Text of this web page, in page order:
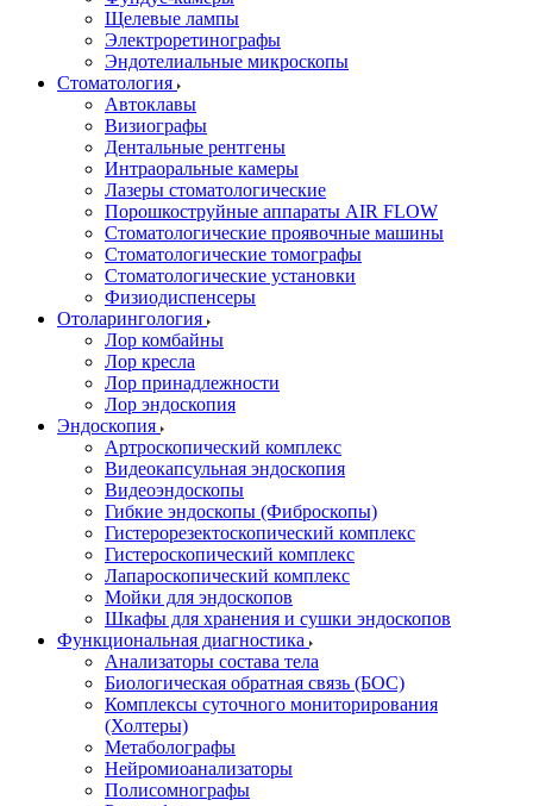
Щелевые лампы
Электроретинографы
Эндотелиальные микроскопы
Стоматология
Автоклавы
Визиографы
Дентальные рентгены
Интраоральные камеры
Лазеры стоматологические
Порошкоструйные аппараты AIR FLOW
Стоматологические проявочные машины
Стоматологические томографы
Стоматологические установки
Физиодиспенсеры
Отоларингология
Лор комбайны
Лор кресла
Лор принадлежности
Лор эндоскопия
Эндоскопия
Артроскопический комплекс
Видеокапсульная эндоскопия
Видеоэндоскопы
Гибкие эндоскопы (Фиброcкопы)
Гистерорезектоскопический комплекс
Гистероскопический комплекс
Лапароскопический комплекс
Мойки для эндоскопов
Шкафы для хранения и сушки эндоскопов
Функциональная диагностика
Анализаторы состава тела
Биологическая обратная связь (БОС)
Комплексы суточного мониторирования
(Холтеры)
Метаболографы
Нейромиоанализаторы
Полисомнографы